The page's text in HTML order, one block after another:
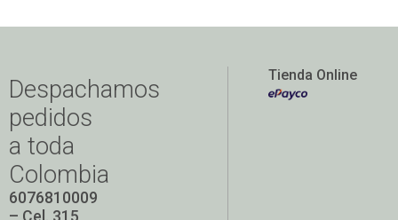
Despachamos
pedidos
a toda
Colombia
6076810009
– Cel. 315
Tienda Online